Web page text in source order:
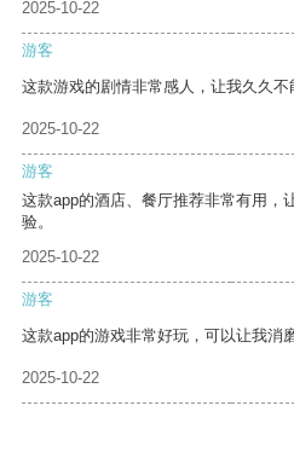
2025-10-22
游客
这款游戏的剧情非常感人，让我久久不
2025-10-22
游客
这款app的酒店、餐厅推荐非常有用，
验。
2025-10-22
游客
这款app的游戏非常好玩，可以让我消
2025-10-22